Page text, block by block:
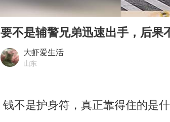
我国外贸延续良好增
“新疆阿勒泰八月能滑
胡彦斌获《歌手2026》
00:00
要不是辅警兄弟迅速出手，后果
大虾爱生活
山东
钱不是护身符，真正靠得住的是